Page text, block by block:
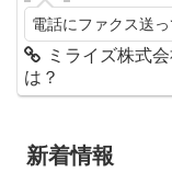
電話にファクス送
ミライズ株式
は？
新着情報